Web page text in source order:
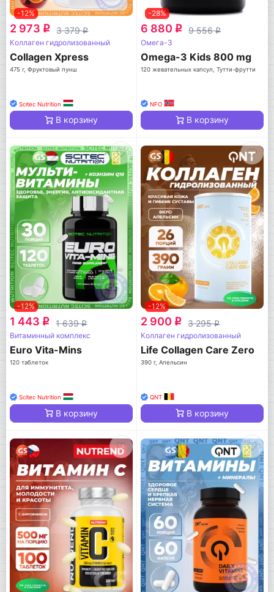
-12%
2 973 q 3 379q
Коллаген гидролизованный
Collagen Xpress
475 г, Фруктовый пунш
Scitec Nutrition
В корзину
-28%
6 880 q 9 556q
Омега-3
Omega-3 Kids 800 mg
120 жевательных капсул, Тутти-фрутти
NFO
В корзину
-12%
1 443 q 1 639q
Витаминный комплекс
Euro Vita-Mins
120 таблеток
Scitec Nutrition
В корзину
-12%
2 900 q 3 295q
Коллаген гидролизованный
Life Collagen Care Zero
390 г, Апельсин
QNT
В корзину